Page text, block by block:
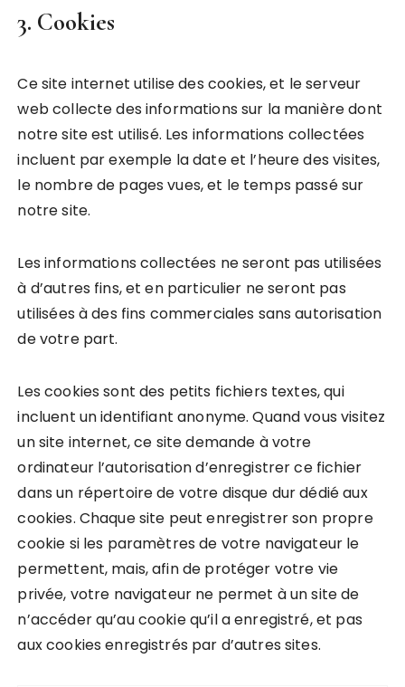
3. Cookies
Ce site internet utilise des cookies, et le serveur
web collecte des informations sur la manière dont
notre site est utilisé. Les informations collectées
incluent par exemple la date et l’heure des visites,
le nombre de pages vues, et le temps passé sur
notre site.
Les informations collectées ne seront pas utilisées
à d’autres fins, et en particulier ne seront pas
utilisées à des fins commerciales sans autorisation
de votre part.
Les cookies sont des petits fichiers textes, qui
incluent un identifiant anonyme. Quand vous visitez
un site internet, ce site demande à votre
ordinateur l’autorisation d’enregistrer ce fichier
dans un répertoire de votre disque dur dédié aux
cookies. Chaque site peut enregistrer son propre
cookie si les paramètres de votre navigateur le
permettent, mais, afin de protéger votre vie
privée, votre navigateur ne permet à un site de
n’accéder qu’au cookie qu’il a enregistré, et pas
aux cookies enregistrés par d’autres sites.